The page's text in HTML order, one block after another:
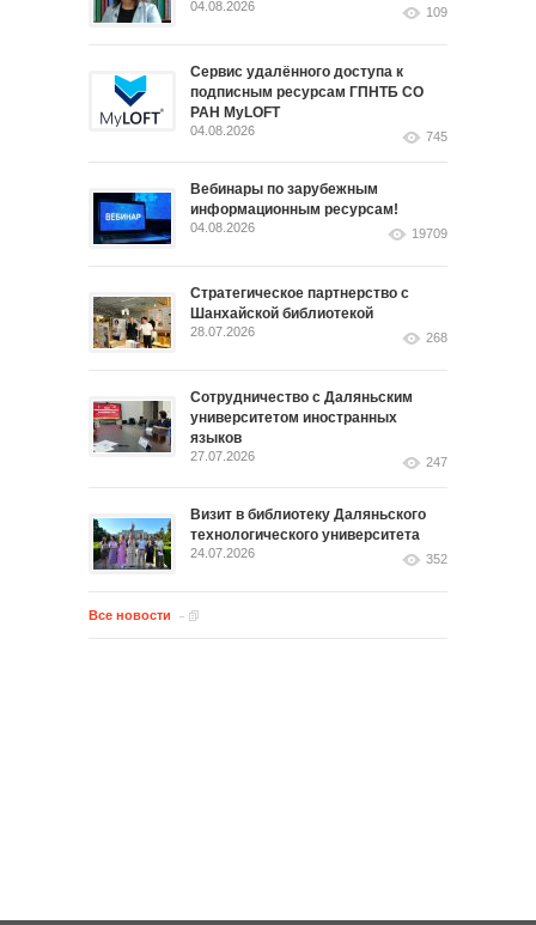
04.08.2026 109
Сервис удалённого доступа к
подписным ресурсам ГПНТБ СО
РАН MyLOFT
04.08.2026 745
Вебинары по зарубежным
информационным ресурсам!
04.08.2026 19709
Стратегическое партнерство с
Шанхайской библиотекой
28.07.2026 268
Сотрудничество с Даляньским
университетом иностранных
языков
27.07.2026 247
Визит в библиотеку Даляньского
технологического университета
24.07.2026 352
Все новости